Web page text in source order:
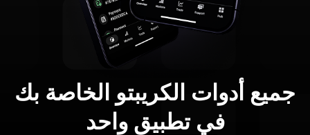
جميع أدوات الكريبتو الخاصة بك
في تطبيق واحد